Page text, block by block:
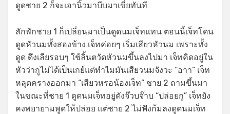
ดูดชาย 2 ก็จะเอานิ้วมาบีบมาเขี่ยทันที
สักพักชาย 1 ก็เปลี่ยนมาเป็นดูดนมเจ็ทแทน ตอนนี้เจ็ทโดน
ดูดหัวนมทั้งสองข้าง เจ็ทค่อยๆ เริ่มเสียวหัวนม เพราะทั้ง
ดูด ดึงเลียรอบๆ ใช้ลิ้นตวัดหัวนมขึ้นลงไปมา เจ็ทคิดอยู่ใน
หัวว่ากูไม่ได้เป็นเกย์แต่ทำไมมันเสียวนมจังวะ “อาา” เจ็ท
หลุดครางออกมา “เสียวหรอน้องเจ็ท” ชาย 2 ถามขึ้นมา
ในขณะที่ชาย 1 ดูดนมเจ็ทอยู่ดังจ๊วบจ๊าบ “ปล่อยกู” เจ็ทยัง
คงพยายามพูดให้ปล่อย แต่ชาย 2 ไม่ฟังก้มลงดูดนมเจ็ท